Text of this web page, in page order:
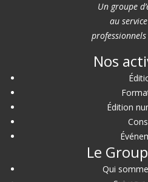
Un groupe
au
Nos
Édition
Le
Qui